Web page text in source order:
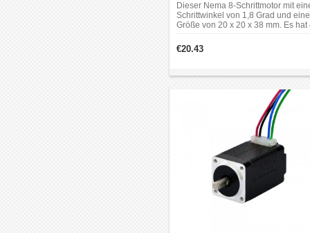
Dieser Nema 8-Schrittmotor mit
Schrittwinkel von 1,8 Grad und
Größe von 20 x 20 x 38 mm. Es hat
V, mit einem Haltemoment von 3
(4,25 oz.in).
€20.43